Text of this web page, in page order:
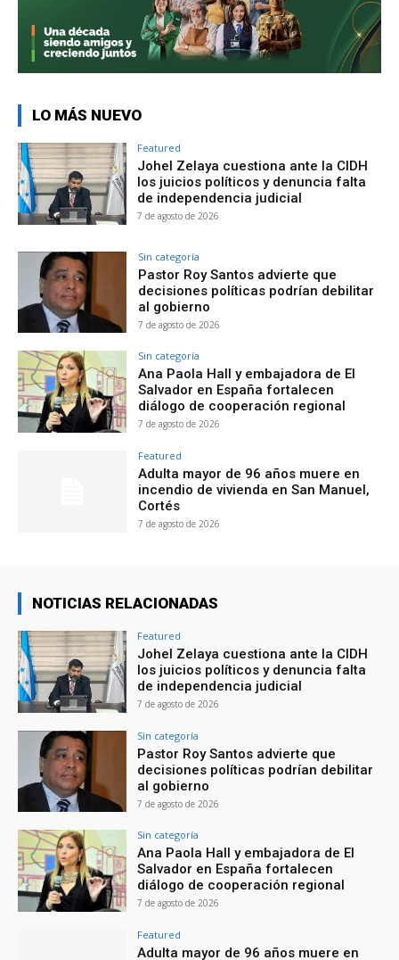
LO MÁS NUEVO
Featured
Johel Zelaya cuestiona ante la CIDH
los juicios políticos y denuncia falta
de independencia judicial
7 de agosto de 2026
Sin categoría
Pastor Roy Santos advierte que
decisiones políticas podrían debilitar
al gobierno
7 de agosto de 2026
Sin categoría
Ana Paola Hall y embajadora de El
Salvador en España fortalecen
diálogo de cooperación regional
7 de agosto de 2026
Featured
Adulta mayor de 96 años muere en
incendio de vivienda en San Manuel,
Cortés
7 de agosto de 2026
NOTICIAS RELACIONADAS
Featured
Johel Zelaya cuestiona ante la CIDH
los juicios políticos y denuncia falta
de independencia judicial
7 de agosto de 2026
Sin categoría
Pastor Roy Santos advierte que
decisiones políticas podrían debilitar
al gobierno
7 de agosto de 2026
Sin categoría
Ana Paola Hall y embajadora de El
Salvador en España fortalecen
diálogo de cooperación regional
7 de agosto de 2026
Featured
Adulta mayor de 96 años muere en